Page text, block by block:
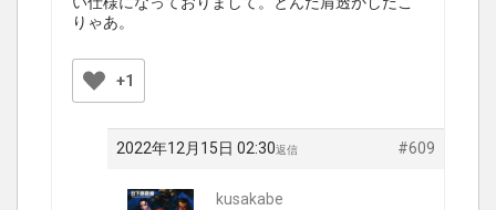
りゃあ。
+1
2022年12月15日 02:30 #609
返信
kusakabe